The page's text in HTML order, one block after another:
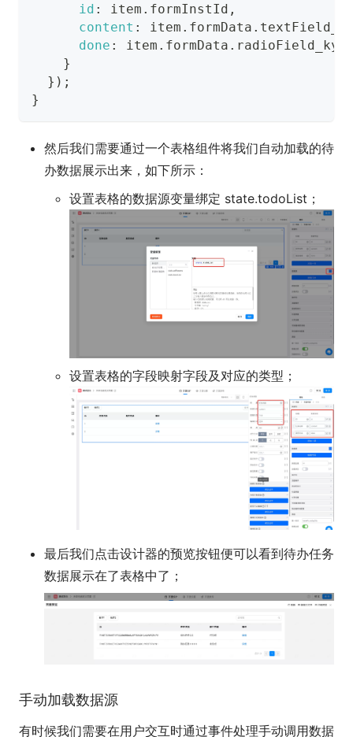
id : item . formInstId ,
content : item . formData .
done : item . formData .
}
} ) ;
}
然后我们需要通过一个表格组件将我们自动加载的待
办数据展示出来，如下所示：
设置表格的数据源变量绑定 state.todoList；
设置表格的字段映射字段及对应的类型；
最后我们点击设计器的预览按钮便可以看到待办任务
数据展示在了表格中了；
手动加载数据源
有时候我们需要在用户交互时通过事件处理手动调用数据